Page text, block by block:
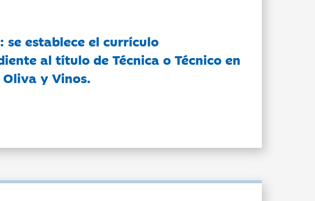
se establece el currículo
al título de Técnica o Técnico en
y Vinos.